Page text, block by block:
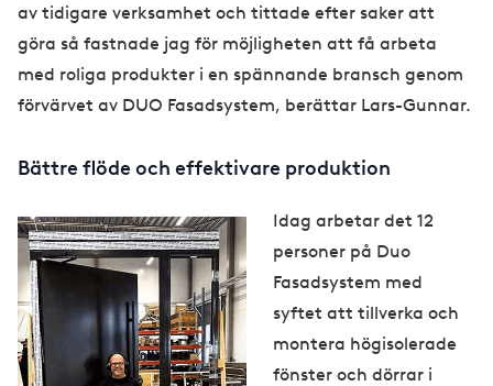
av tidigare verksamhet och tittade efter saker att
göra så fastnade jag för möjligheten att få arbeta
med roliga produkter i en spännande bransch genom
förvärvet av DUO Fasadsystem, berättar Lars-Gunnar.
Bättre flöde och effektivare produktion
Idag arbetar det 12
personer på Duo
Fasadsystem med
syftet att tillverka och
montera högisolerade
fönster och dörrar i